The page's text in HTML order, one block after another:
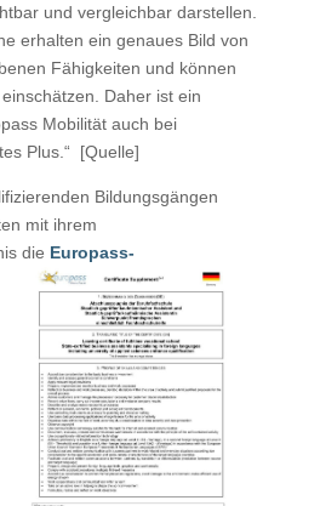
und vergleichbar darstellen.
erhalten ein genaues Bild von
Fähigkeiten und können
Daher ist ein
Mobilität auch bei
Plus.“ [Quelle]
Bildungsgängen
mit ihrem
die Europass-